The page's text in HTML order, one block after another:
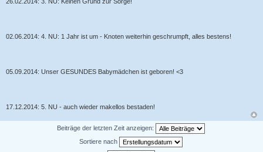
02.06.2014: 4. NU: 1 Jahr ist um - Knoten weiterhin geschrumpft, alles bestens!
05.09.2014: Unser GESUNDES Babymädchen ist geboren! <3
17.12.2014: 5. NU - auch wieder makellos bestaden!
Beiträge der letzten Zeit anzeigen:
Sortiere nach